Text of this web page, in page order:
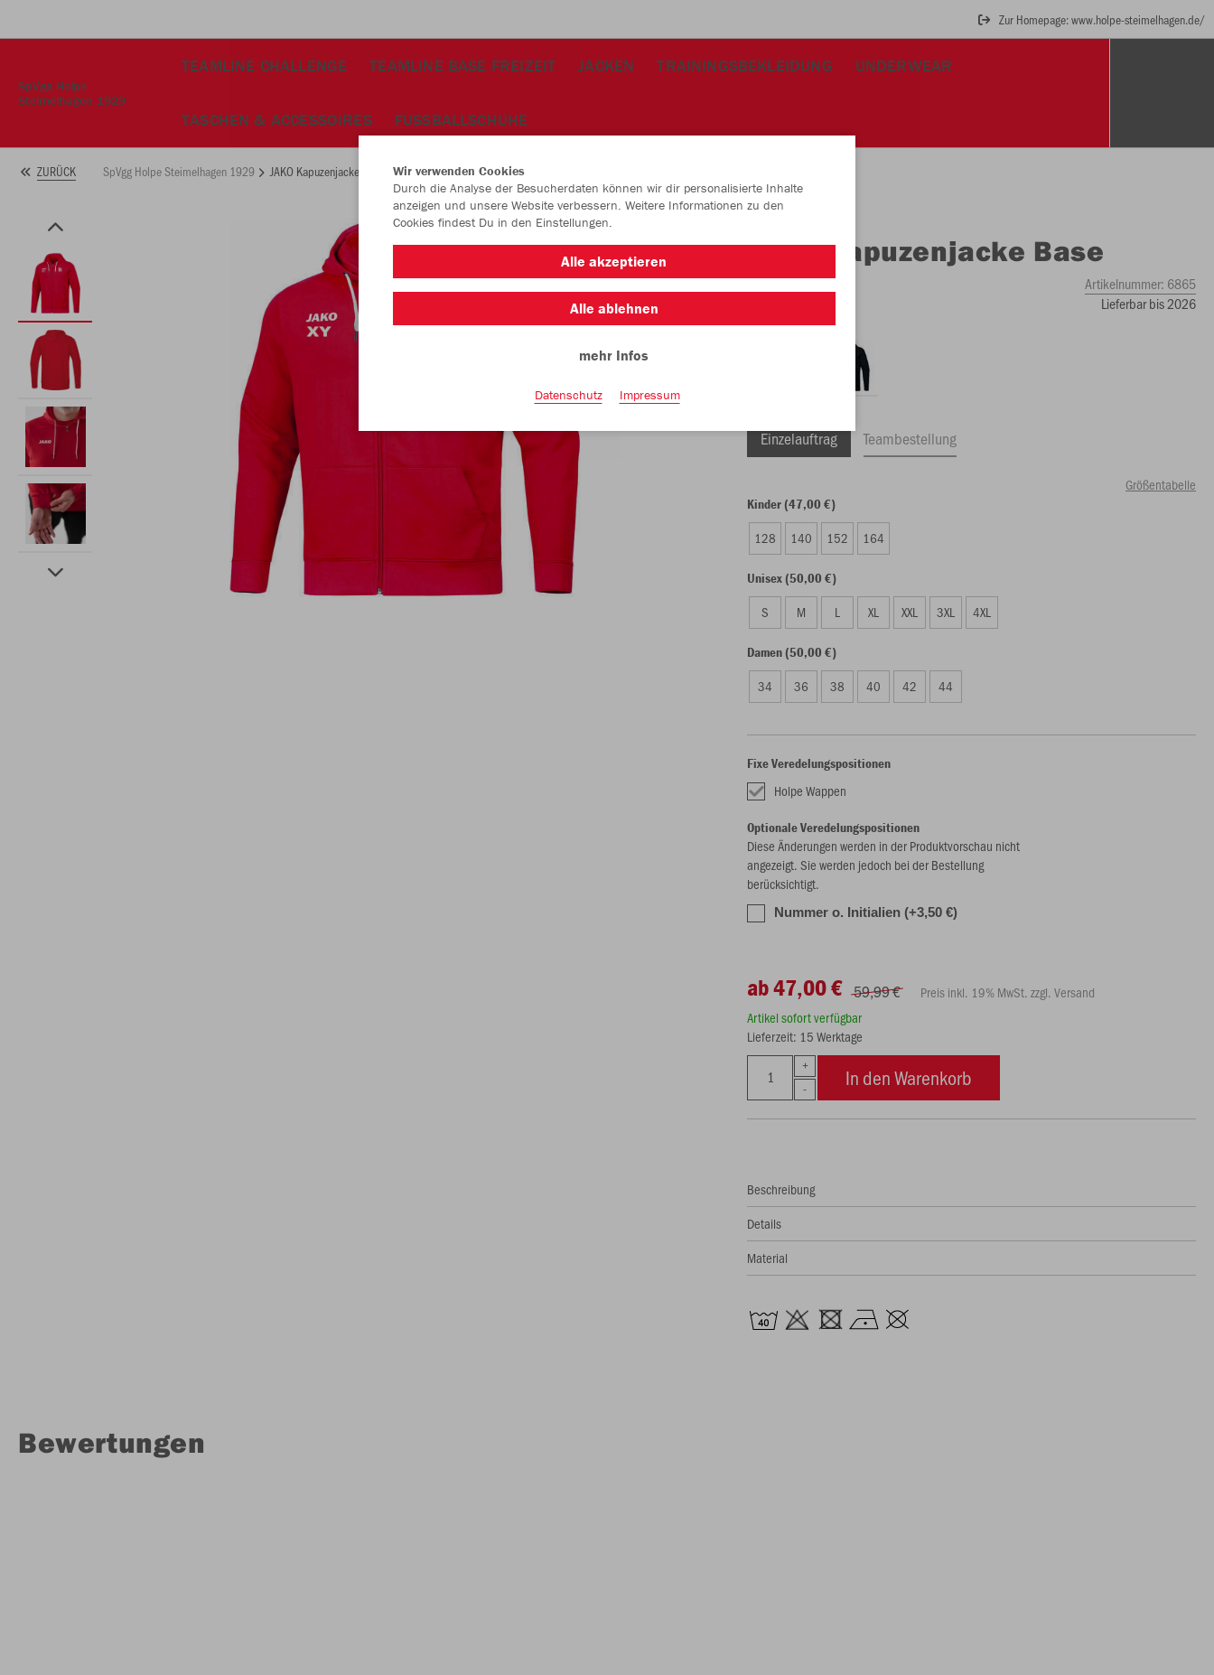
Zur Homepage: www.holpe-steimelhagen.de/
SpVgg Holpe
Steimelhagen 1929
TEAMLINE CHALLENGE TEAMLINE BASE FREIZEIT JACKEN TRAININGSBEKLEIDUNG UNDERWEAR
TASCHEN & ACCESSOIRES FUSSBALLSCHUHE
ZURÜCK SpVgg Holpe Steimelhagen 1929 JAKO Kapuzenjacke Base
JAKO Kapuzenjacke Base
rot Artikelnummer: 6865
Lieferbar bis 2026
Einzelauftrag Teambestellung
Größentabelle
Kinder (47,00 €)
128 140 152 164
Unisex (50,00 €)
S M L XL XXL 3XL 4XL
Damen (50,00 €)
34 36 38 40 42 44
Fixe Veredelungspositionen
Holpe Wappen
Optionale Veredelungspositionen
Diese Änderungen werden in der Produktvorschau nicht
angezeigt. Sie werden jedoch bei der Bestellung
berücksichtigt.
Nummer o. Initialien (+3,50 €)
ab 47,00 € 59,99 €
Preis inkl. 19% MwSt. zzgl. Versand
Artikel sofort verfügbar
Lieferzeit: 15 Werktage
In den Warenkorb
Beschreibung
Details
Material
Bewertungen
Wir verwenden Cookies
Durch die Analyse der Besucherdaten können wir dir personalisierte Inhalte
anzeigen und unsere Website verbessern. Weitere Informationen zu den
Cookies findest Du in den Einstellungen.
Alle akzeptieren
Alle ablehnen
mehr Infos
Datenschutz Impressum